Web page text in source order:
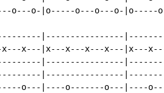
o---o-|o-----o---o---o-|o-----
|----------------
x---x---|x---x---x---x---|x---
|----------------
|----------------
o---|----o-------o---|----